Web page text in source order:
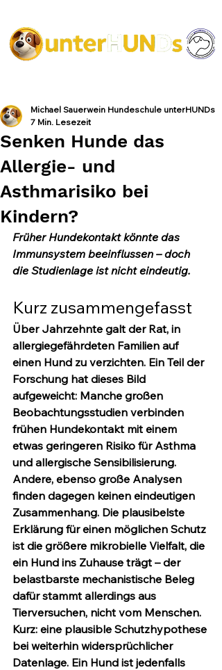
Senken Hunde das
Allergie- und
Asthmarisiko bei
Kindern?
Michael Sauerwein Hundeschule unterHUNDs
7 Min. Lesezeit
Früher Hundekontakt könnte das
Immunsystem beeinflussen – doch
die Studienlage ist nicht eindeutig.
Kurz zusammengefasst
Über Jahrzehnte galt der Rat, in
allergiegefährdeten Familien auf
einen Hund zu verzichten. Ein Teil der
Forschung hat dieses Bild
aufgeweicht: Manche großen
Beobachtungsstudien verbinden
frühen Hundekontakt mit einem
etwas geringeren Risiko für Asthma
und allergische Sensibilisierung.
Andere, ebenso große Analysen
finden dagegen keinen eindeutigen
Zusammenhang. Die plausibelste
Erklärung für einen möglichen Schutz
ist die größere mikrobielle Vielfalt, die
ein Hund ins Zuhause trägt – der
belastbarste mechanistische Beleg
dafür stammt allerdings aus
Tierversuchen, nicht vom Menschen.
Kurz: eine plausible Schutzhypothese
bei weiterhin widersprüchlicher
Datenlage. Ein Hund ist jedenfalls